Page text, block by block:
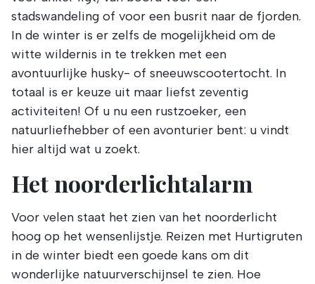
stadswandeling of voor een busrit naar de fjorden.
In de winter is er zelfs de mogelijkheid om de
witte wildernis in te trekken met een
avontuurlijke husky- of sneeuwscootertocht. In
totaal is er keuze uit maar liefst zeventig
activiteiten! Of u nu een rustzoeker, een
natuurliefhebber of een avonturier bent: u vindt
hier altijd wat u zoekt.
Het noorderlichtalarm
Voor velen staat het zien van het noorderlicht
hoog op het wensenlijstje. Reizen met Hurtigruten
in de winter biedt een goede kans om dit
wonderlijke natuurverschijnsel te zien. Hoe